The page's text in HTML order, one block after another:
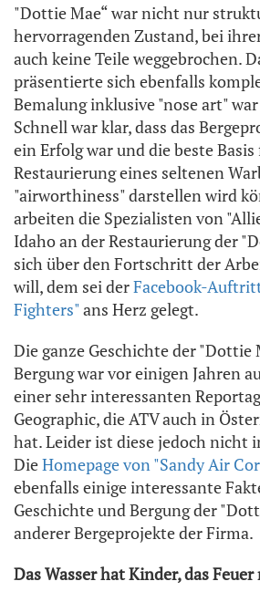
"Dottie Mae“ war nicht nur
hervorragenden Zustand, bei
auch keine Teile weggebrochen.
präsentierte sich ebenfalls
Bemalung inklusive "nose art"
Schnell war klar, dass das
ein Erfolg war und die beste
Restaurierung eines seltenen
"airworthiness" darstellen wird
arbeiten die Spezialisten von
Idaho an der Restaurierung der
sich über den Fortschritt der
will, dem sei derFacebook-
Fighters"ans Herz gelegt.
Die ganze Geschichte der "Dottie
Bergung war vor einigen Jahren
einer sehr interessanten
Geographic, die ATV auch in
hat. Leider ist diese jedoch nicht
DieHomepage von "Sandy Air
ebenfalls einige interessante
Geschichte und Bergung der
anderer Bergeprojekte der Firma.
Das Wasser hat Kinder, das